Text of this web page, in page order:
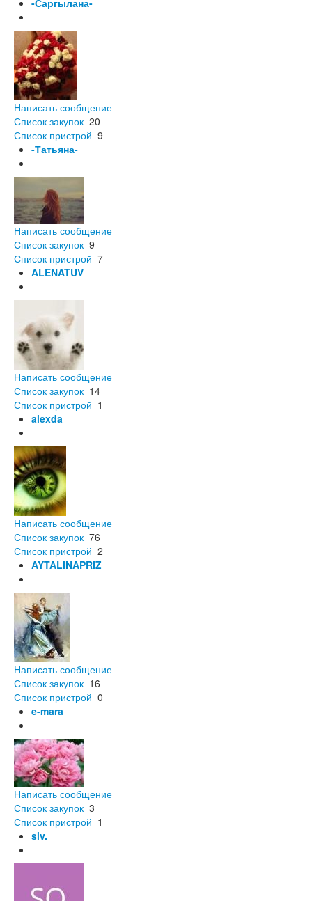
-Саргылана-
Написать сообщение
Список закупок 20
Список пристрой 9
-Татьяна-
Написать сообщение
Список закупок 9
Список пристрой 7
ALENATUV
Написать сообщение
Список закупок 14
Список пристрой 1
alexda
Написать сообщение
Список закупок 76
Список пристрой 2
AYTALINAPRIZ
Написать сообщение
Список закупок 16
Список пристрой 0
e-mara
Написать сообщение
Список закупок 3
Список пристрой 1
slv.